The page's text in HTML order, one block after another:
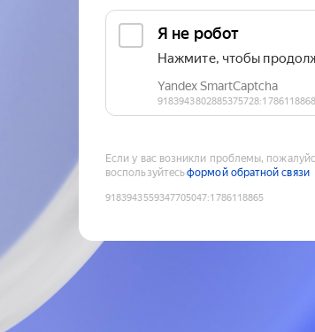
Если у вас возникли проблемы,
воспользуйтесьформой обратной связи
9183943559347705047:1786118865